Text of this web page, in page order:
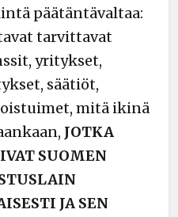
päätäntävaltaa:
tarvittavat
yritykset,
säätiöt,
mitä ikinä
JOTKA
SUOMEN
JA SEN